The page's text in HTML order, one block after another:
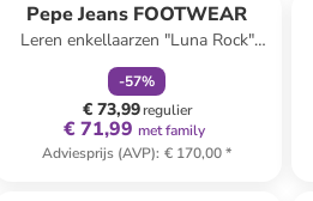
Pepe Jeans FOOTWEAR
Leren enkellaarzen "Luna Rock"
zwart
-57%
€ 73,99regulier
€ 71,99 met family
Adviesprijs (AVP): € 170,00*